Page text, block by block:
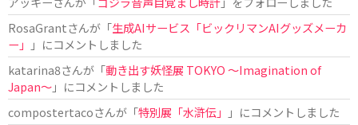
RosaGrantさんが「生成AIサービス「ビックリマンAIグッズメーカ
ー」
」にコメントしました
katarina8さんが「動き出す妖怪展 TOKYO 〜Imagination of
Japan〜」にコメントしました
compostertacoさんが「特別展「水滸伝」
」にコメントしました